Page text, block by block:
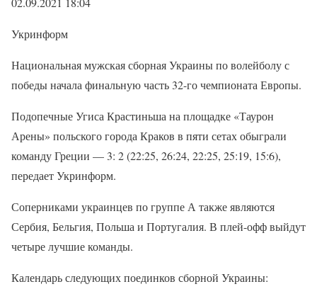
Укринформ
Национальная мужская сборная Украины по волейболу с
победы начала финальную часть 32-го чемпионата Европы.
Подопечные Угиса Крастиньша на площадке «Таурон
Арены» польского города Краков в пяти сетах обыграли
команду Греции — 3: 2 (22:25, 26:24, 22:25, 25:19, 15:6),
передает Укринформ.
Соперниками украинцев по группе А также являются
Сербия, Бельгия, Польша и Португалия. В плей-офф выйдут
четыре лучшие команды.
Календарь следующих поединков сборной Украины: